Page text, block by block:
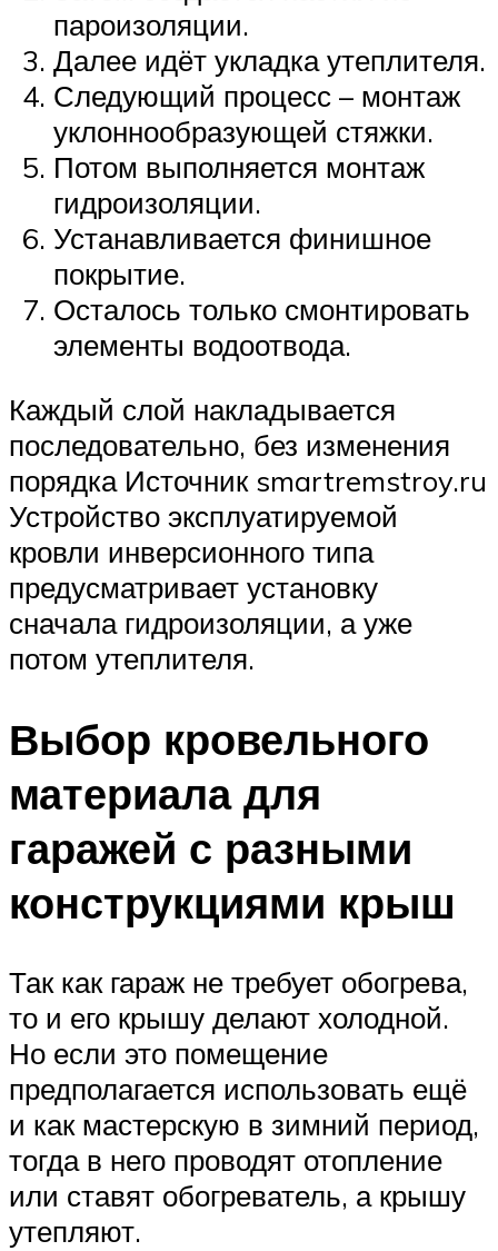
пароизоляции.
Далее идёт укладка утеплителя.
Следующий процесс – монтаж
уклоннообразующей стяжки.
Потом выполняется монтаж
гидроизоляции.
Устанавливается финишное
покрытие.
Осталось только смонтировать
элементы водоотвода.
Каждый слой накладывается
последовательно, без изменения
порядка Источник smartremstroy.ru
Устройство эксплуатируемой
кровли инверсионного типа
предусматривает установку
сначала гидроизоляции, а уже
потом утеплителя.
Выбор кровельного
материала для
гаражей с разными
конструкциями крыш
Так как гараж не требует обогрева,
то и его крышу делают холодной.
Но если это помещение
предполагается использовать ещё
и как мастерскую в зимний период,
тогда в него проводят отопление
или ставят обогреватель, а крышу
утепляют.